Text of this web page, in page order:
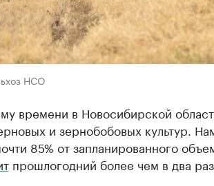
НСО
времени в Новосибирской
и зернобобовых культур.
85% от запланированного
прошлогодний более чем в два